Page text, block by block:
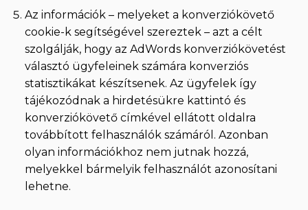
Az információk – melyeket a konverziókövető
cookie-k segítségével szereztek – azt a célt
szolgálják, hogy az AdWords konverziókövetést
választó ügyfeleinek számára konverziós
statisztikákat készítsenek. Az ügyfelek így
tájékozódnak a hirdetésükre kattintó és
konverziókövető címkével ellátott oldalra
továbbított felhasználók számáról. Azonban
olyan információkhoz nem jutnak hozzá,
melyekkel bármelyik felhasználót azonosítani
lehetne.